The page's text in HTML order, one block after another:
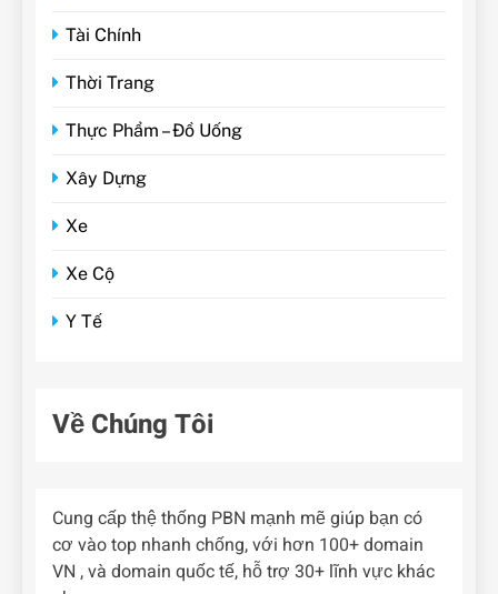
Tài Chính
Thời Trang
Thực Phẩm – Đồ Uống
Xây Dựng
Xe
Xe Cộ
Y Tế
Về Chúng Tôi
Cung cấp thệ thống PBN mạnh mẽ giúp bạn có
cơ vào top nhanh chống, với hơn 100+ domain
VN , và domain quốc tế, hỗ trợ 30+ lĩnh vực khác